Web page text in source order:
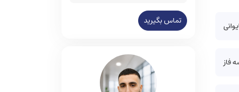
فاز
تماس بگیرید